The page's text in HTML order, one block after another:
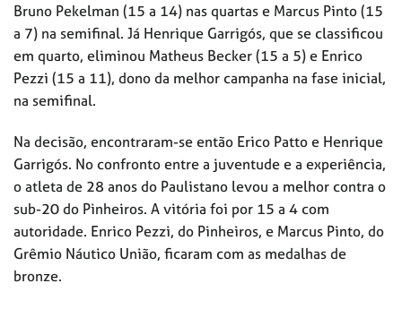
Bruno Pekelman (15 a 14) nas quartas e Marcus Pinto (15
a 7) na semifinal. Já Henrique Garrigós, que se classificou
em quarto, eliminou Matheus Becker (15 a 5) e Enrico
Pezzi (15 a 11), dono da melhor campanha na fase inicial,
na semifinal.
Na decisão, encontraram-se então Erico Patto e Henrique
Garrigós. No confronto entre a juventude e a experiência,
o atleta de 28 anos do Paulistano levou a melhor contra o
sub-20 do Pinheiros. A vitória foi por 15 a 4 com
autoridade. Enrico Pezzi, do Pinheiros, e Marcus Pinto, do
Grêmio Náutico União, ficaram com as medalhas de
bronze.